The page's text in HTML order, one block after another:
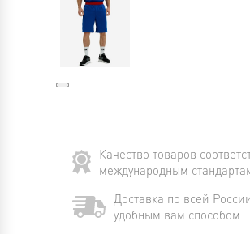
Качество товаров
международным
Доставка по всей России
удобным вам способом